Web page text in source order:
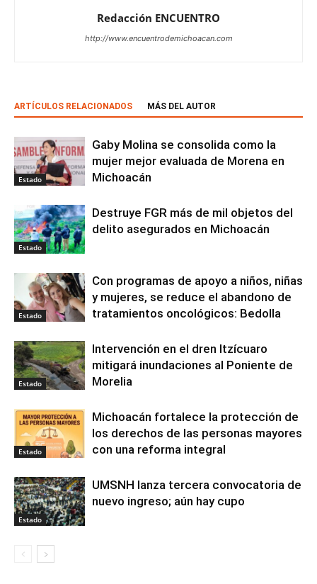
Redacción ENCUENTRO
http://www.encuentrodemichoacan.com
ARTÍCULOS RELACIONADOS MÁS DEL AUTOR
Estado
Gaby Molina se consolida como la
mujer mejor evaluada de Morena en
Michoacán
Estado
Destruye FGR más de mil objetos del
delito asegurados en Michoacán
Estado
Con programas de apoyo a niños, niñas
y mujeres, se reduce el abandono de
tratamientos oncológicos: Bedolla
Estado
Intervención en el dren Itzícuaro
mitigará inundaciones al Poniente de
Morelia
Estado
Michoacán fortalece la protección de
los derechos de las personas mayores
con una reforma integral
Estado
UMSNH lanza tercera convocatoria de
nuevo ingreso; aún hay cupo